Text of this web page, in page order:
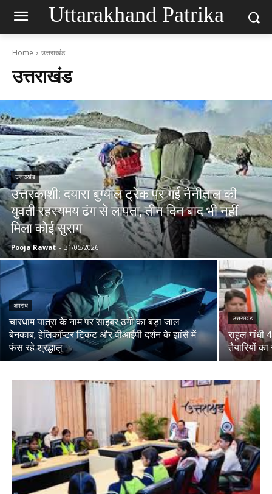
Uttarakhand Patrika
Home उत्तराखंड
उत्तराखंड
उत्तराखंड
उत्तरकाशी: दयारा बुग्याल ट्रेक पर गई नैनीताल की
युवती रहस्यमय ढंग से लापता, तीन दिन बाद भी नहीं
मिला कोई सुराग
Pooja Rawat - 31/05/2026
अपराध
चारधाम यात्रा के नाम पर साइबर ठगी का बड़ा जाल
बेनकाब, हेलिकॉप्टर टिकट और वीआईपी दर्शन के झांसे में
फंस रहे श्रद्धालु
उत्तराखंड
राहुल
तैयारियों